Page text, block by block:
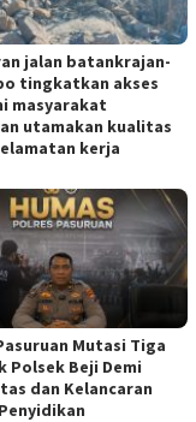
jalan batankrajan-
tingkatkan akses
masyarakat
utamakan kualitas
kerja
Mutasi Tiga
Polsek Beji Demi
dan Kelancaran